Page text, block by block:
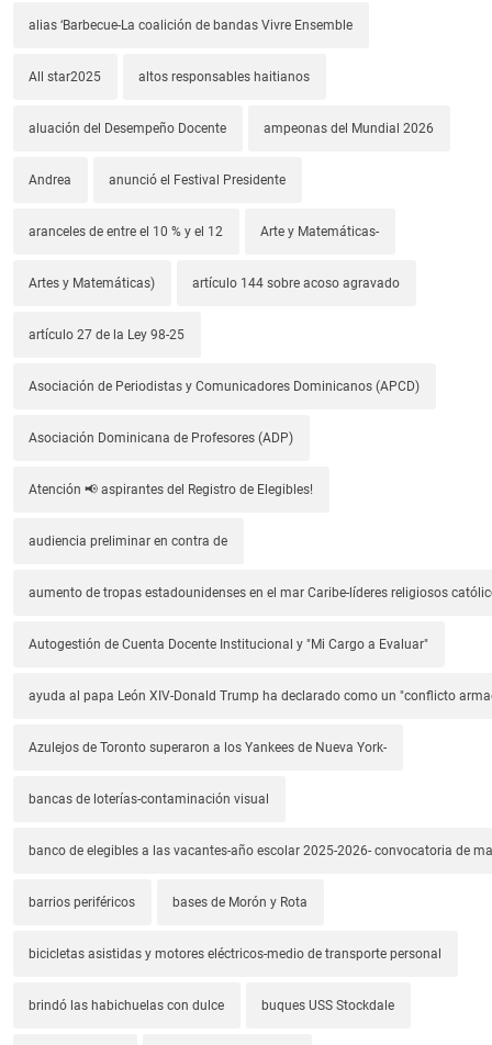
alias ‘Barbecue-La coalición de bandas Vivre Ensemble
All star2025 altos responsables haitianos
aluación del Desempeño Docente ampeonas del Mundial 2026
Andrea anunció el Festival Presidente
aranceles de entre el 10 % y el 12 Arte y Matemáticas-
Artes y Matemáticas) artículo 144 sobre acoso agravado
artículo 27 de la Ley 98-25
Asociación de Periodistas y Comunicadores Dominicanos (APCD)
Asociación Dominicana de Profesores (ADP)
Atención 📢 aspirantes del Registro de Elegibles!
audiencia preliminar en contra de
aumento de tropas estadounidenses en el mar Caribe-líderes religiosos
Autogestión de Cuenta Docente Institucional y "Mi Cargo a Evaluar"
ayuda al papa León XIV-Donald Trump ha declarado como un "conflicto
Azulejos de Toronto superaron a los Yankees de Nueva York-
bancas de loterías-contaminación visual
banco de elegibles a las vacantes-año escolar 2025-2026- convocatoria de
barrios periféricos bases de Morón y Rota
bicicletas asistidas y motores eléctricos-medio de transporte personal
brindó las habichuelas con dulce buques USS Stockdale